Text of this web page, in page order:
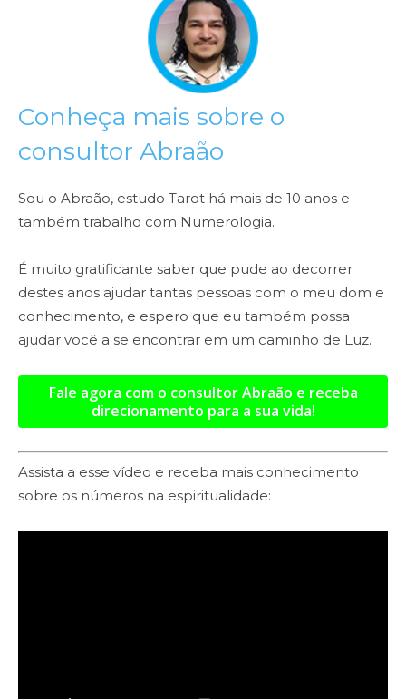
Conheça mais sobre o
consultor Abraão
Sou o Abraão, estudo Tarot há mais de 10 anos e
também trabalho com Numerologia.
É muito gratificante saber que pude ao decorrer
destes anos ajudar tantas pessoas com o meu dom e
conhecimento, e espero que eu também possa
ajudar você a se encontrar em um caminho de Luz.
Fale agora com o consultor Abraão e receba
direcionamento para a sua vida!
Assista a esse vídeo e receba mais conhecimento
sobre os números na espiritualidade: